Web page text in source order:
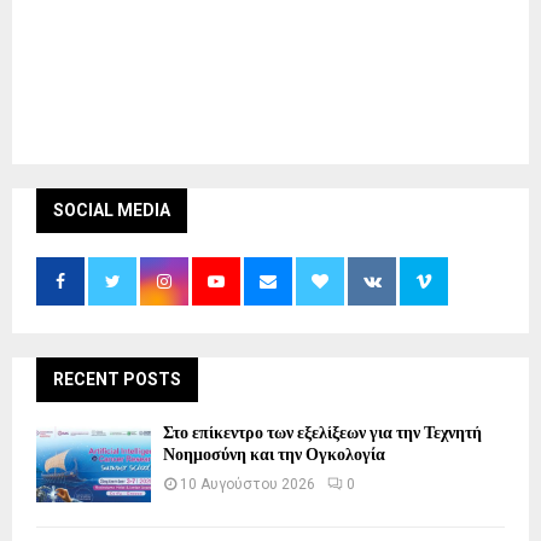
SOCIAL MEDIA
RECENT POSTS
Στο επίκεντρο των εξελίξεων για την Τεχνητή
Νοημοσύνη και την Ογκολογία
10 Αυγούστου 2026 0